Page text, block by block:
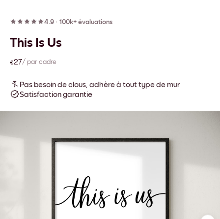
4.9 · 100k+ évaluations
This Is Us
€27/ par cadre
Pas besoin de clous, adhère à tout type de mur
Satisfaction garantie